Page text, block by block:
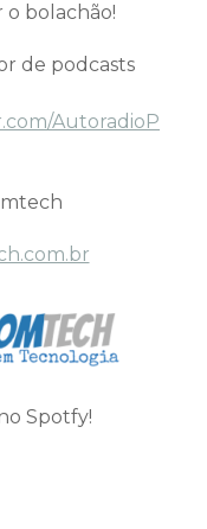
o bolachão!
de podcasts
AutoradioP
Spotfy!